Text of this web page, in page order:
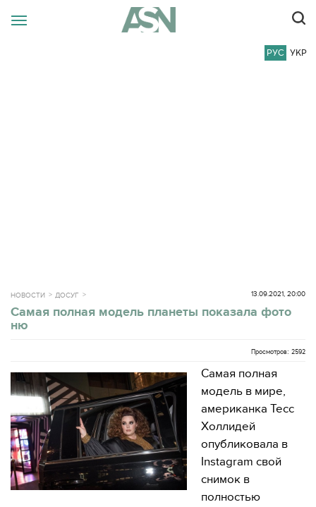
РУС УКР
НОВОСТИ ДОСУГ 13.09.2021, 20:00
Самая полная модель планеты показала фото
ню
Просмотров: 2592
Самая полная
модель в мире,
американка Тесс
Холлидей
опубликовала в
Instagram свой
снимок в
полностью